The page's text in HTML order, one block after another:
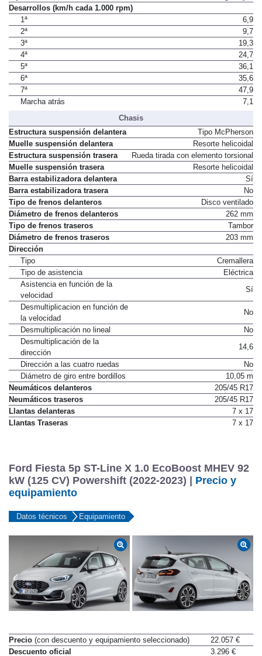
Tipo de mecanismo
Desarrollos (km/h cada 1.000 rpm)
1ª
6,9
2ª
9,7
3ª
19,3
4ª
24,7
5ª
36,1
6ª
35,6
7ª
47,9
Chasis
Estructura suspensión delantera
Tipo McPherson
Muelle suspensión delantera
Resorte helicoidal
Estructura suspensión trasera
Rueda tirada con elemento torsional
Muelle suspensión trasera
Resorte helicoidal
Barra estabilizadora delantera
Sí
Barra estabilizadora trasera
No
Tipo de frenos delanteros
Disco ventilado
Diámetro de frenos delanteros
262 mm
Tipo de frenos traseros
Tambor
Diámetro de frenos traseros
Dirección
Tipo
Cremallera
Tipo de asistencia
Asistencia en función de la
velocidad
Sí
Desmultiplicacion en función de
la velocidad
No
Desmultiplicación no lineal
Desmultiplicación de la
dirección
14,6
Dirección a las cuatro ruedas
No
Diámetro de giro entre bordillos
10,05 m
Neumáticos delanteros
205/45 R17
Neumáticos traseros
205/45 R17
Llantas delanteras
7 x 17
Ford Fiesta 5p ST-Line X 1.0 EcoBoost MHEV 92
kW (125 CV) Powershift (2022-2023) |
Precio y
equipamiento
Precio(con descuento y equipamiento seleccionado)
22.057 €